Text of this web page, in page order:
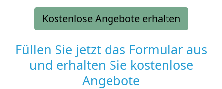
Kostenlose Angebote erhalten
Füllen Sie jetzt das Formular aus
und erhalten Sie kostenlose
Angebote